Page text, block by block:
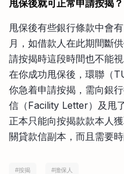
甩保後就可正常申請按揭？
甩保後有些銀行條款中會
月，如借款人在此期間斷
請按揭時這段時間也不能視
在你成功甩保後，環聯（
你急着申請按揭，需向銀
信（Facility Letter）及甩
正本只能向按揭款款本人
關貸款信副本，而且需要時
#按揭 #擔保人